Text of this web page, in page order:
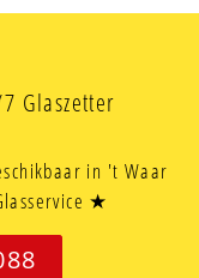
Glaszetter
in 't Waar
★